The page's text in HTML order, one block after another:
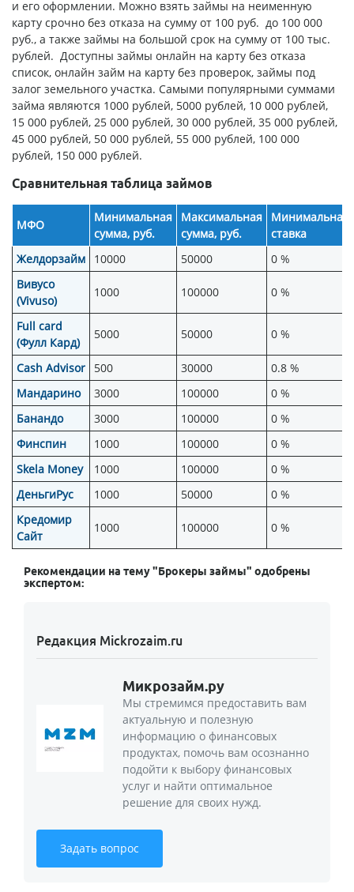
и его оформлении. Можно взять займы на неименную
карту срочно без отказа на сумму от 100 руб. до 100 000
руб., а также займы на большой срок на сумму от 100 тыс.
рублей. Доступны займы онлайн на карту без отказа
список, онлайн займ на карту без проверок, займы под
залог земельного участка. Самыми популярными суммами
займа являются 1000 рублей, 5000 рублей, 10 000 рублей,
15 000 рублей, 25 000 рублей, 30 000 рублей, 35 000 рублей,
45 000 рублей, 50 000 рублей, 55 000 рублей, 100 000
рублей, 150 000 рублей.
Сравнительная таблица займов
МФО
Минимальная
сумма, руб.
Максимальная
сумма, руб.
Минимальная
ставка
Желдорзайм
10000 50000
0 %
Вивусо
(Vivuso)
1000 100000 0 %
Full card
(Фулл Кард)
5000 50000 0 %
Cash Advisor 500 30000
0.8 %
Мандарино
3000 100000
0 %
Банандо
3000 100000
0 %
Финспин
1000 100000
0 %
Skela Money
1000 100000
0 %
ДеньгиРус
1000 50000
0 %
Кредомир
Сайт
1000 100000 0 %
Рекомендации на тему "Брокеры займы" одобрены
экспертом:
Редакция Mickrozaim.ru
Микрозайм.ру
Мы стремимся предоставить вам
актуальную и полезную
информацию о финансовых
продуктах, помочь вам осознанно
подойти к выбору финансовых
услуг и найти оптимальное
решение для своих нужд.
Задать вопрос